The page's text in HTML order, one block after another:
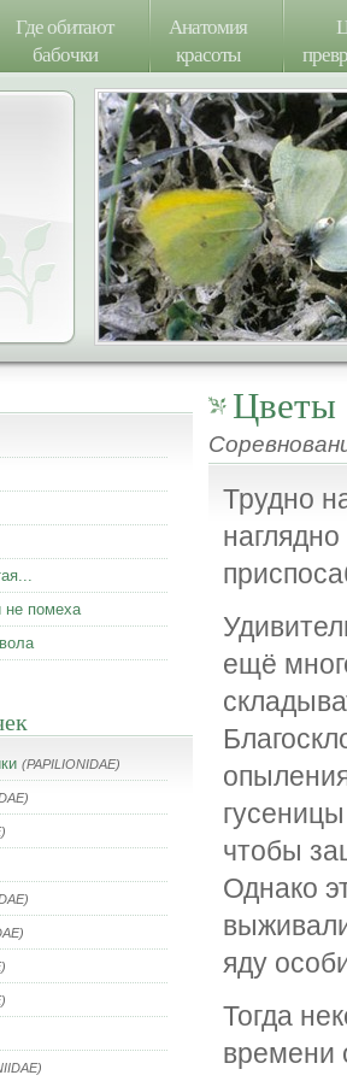
Где обитают
бабочки
Анатомия
красоты
не помеха
(PAPILIONIDAE)
Цветы
Трудно
ещё
чтобы
Однако
яду
Тогда
времени